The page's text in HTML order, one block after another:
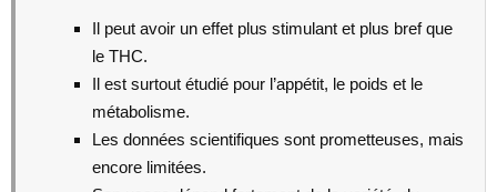
Il peut avoir un effet plus stimulant et plus bref que
le THC.
Il est surtout étudié pour l’appétit, le poids et le
métabolisme.
Les données scientifiques sont prometteuses, mais
encore limitées.